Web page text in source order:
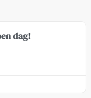
dag!